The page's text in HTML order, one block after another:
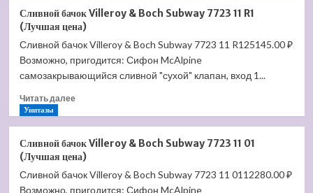
Подвесной
унитаз
Trend
Rimless
111010
S
цена)
Сливной бачок Villeroy & Boch Subway 7723 11 R1
(Лучшая цена)
Сливной бачок Villeroy & Boch Subway 7723 11 R125145.00 ₽
Возможно, пригодится: Сифон McAlpine
самозакрывающийся сливной "сухой" клапан, вход 1...
Читать далееПрочитать
Сливной
бачок
Villeroy
&
Boch
Унитазы
Сливной бачок Villeroy & Boch Subway 7723 11 01
(Лучшая цена)
Сливной бачок Villeroy & Boch Subway 7723 11 0112280.00 ₽
Возможно, пригодится: Сифон McAlpine